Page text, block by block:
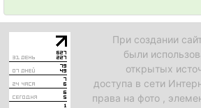
При создании
были
открытых
доступа в сети
права на фото ,